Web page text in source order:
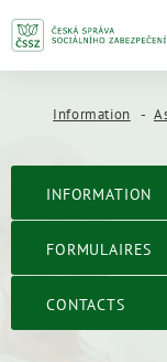
Information
INFORMATION
FORMULAIRES
CONTACTS